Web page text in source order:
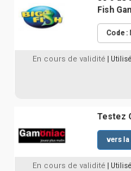
Fish
Code :
En cours de validité |
Testez
vers la
En cours de validité |